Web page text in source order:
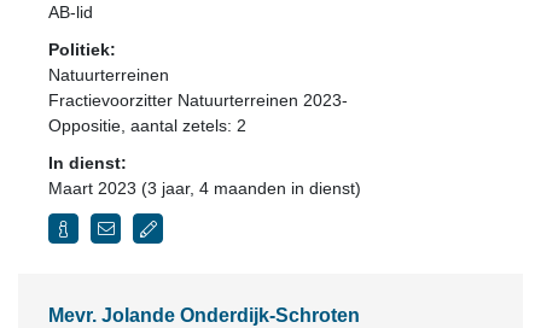
AB-lid
Politiek:
Natuurterreinen
Fractievoorzitter Natuurterreinen 2023-
Oppositie , aantal zetels: 2
In dienst:
Maart 2023 (3 jaar, 4 maanden in dienst)
Mevr. Jolande Onderdijk-Schroten